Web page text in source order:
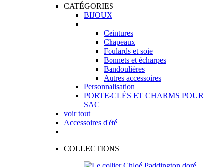
CATÉGORIES
BIJOUX
Ceintures
Chapeaux
Foulards et soie
Bonnets et écharpes
Bandoulières
Autres accessoires
Personnalisation
PORTE-CLÉS ET CHARMS POUR
SAC
voir tout
Accessoires d'été
COLLECTIONS